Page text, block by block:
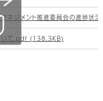
ネジメント推進委員会の進捗
いて.pdf (138.3KB)